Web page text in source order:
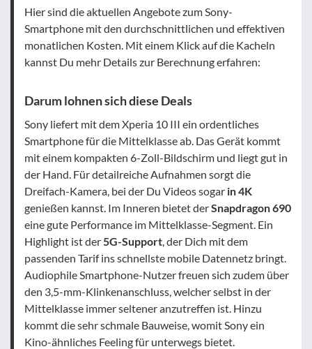
Hier sind die aktuellen Angebote zum Sony-
Smartphone mit den durchschnittlichen und effektiven
monatlichen Kosten. Mit einem Klick auf die Kacheln
kannst Du mehr Details zur Berechnung erfahren:
Darum lohnen sich diese Deals
Sony liefert mit dem Xperia 10 III ein ordentliches
Smartphone für die Mittelklasse ab. Das Gerät kommt
mit einem kompakten 6-Zoll-Bildschirm und liegt gut in
der Hand. Für detailreiche Aufnahmen sorgt die
Dreifach-Kamera, bei der Du Videos sogar in 4K
genießen kannst. Im Inneren bietet derSnapdragon 690
eine gute Performance im Mittelklasse-Segment. Ein
Highlight ist der5G-Support, der Dich mit dem
passenden Tarif ins schnellste mobile Datennetz bringt.
Audiophile Smartphone-Nutzer freuen sich zudem über
den 3,5-mm-Klinkenanschluss, welcher selbst in der
Mittelklasse immer seltener anzutreffen ist. Hinzu
kommt die sehr schmale Bauweise, womit Sony ein
Kino-ähnliches Feeling für unterwegs bietet.